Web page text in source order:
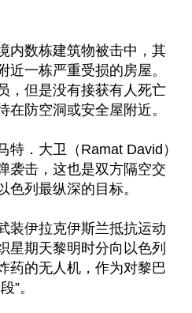
内数栋建筑物被击中，其
近一栋严重受损的房屋。
，但是没有接获有人死亡
在防空洞或安全屋附近。
特．大卫（Ramat David）
袭击，这也是双方隔空交
色列最纵深的目标。
装伊拉克伊斯兰抵抗运动
星期天黎明时分向以色列
药的无人机，作为对黎巴
”。